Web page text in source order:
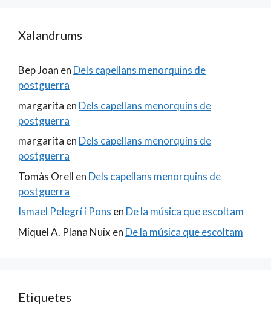
Xalandrums
Bep Joan en Dels capellans menorquins de
postguerra
margarita en Dels capellans menorquins de
postguerra
margarita en Dels capellans menorquins de
postguerra
Tomàs Orell en Dels capellans menorquins de
postguerra
Ismael Pelegrí i Pons en De la música que escoltam
Miquel A. Plana Nuix en De la música que escoltam
Etiquetes